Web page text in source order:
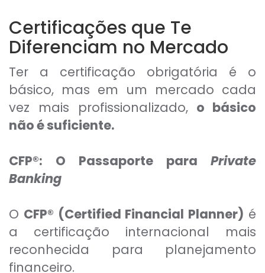
Certificações que Te
Diferenciam no Mercado
Ter a certificação obrigatória é o
básico, mas em um mercado cada
vez mais profissionalizado, o básico
não é suficiente.
CFP®: O Passaporte para Private
Banking
O CFP® (Certified Financial Planner) é
a certificação internacional mais
reconhecida para planejamento
financeiro.